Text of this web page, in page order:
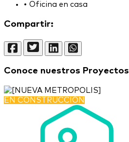
• Oficina en casa
Compartir:
Conoce nuestros Proyectos
EN CONSTRUCCIÓN